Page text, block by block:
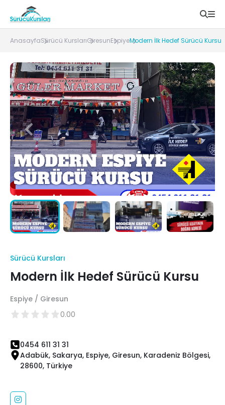
AnasayfaSürücü KurslarıGiresunEspiyeModern İlk Hedef Sürücü Kursu
Sürücü Kursları
Modern İlk Hedef Sürücü Kursu
Espiye / Giresun
0.00
0454 611 31 31
Adabük, Sakarya, Espiye, Giresun, Karadeniz Bölgesi,
28600, Türkiye